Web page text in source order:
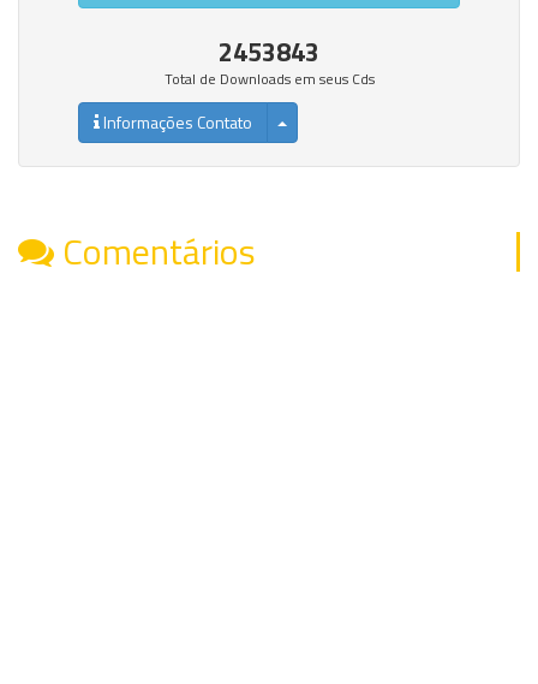
2453843
Total de Downloads em seus Cds
Informações Contato
Comentários